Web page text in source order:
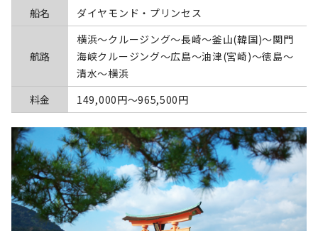
船名
ダイヤモンド・プリンセス
航路
横浜～クルージング～長崎～釜山(韓国)～関門
海峡クルージング～広島～油津(宮崎)～徳島～
清水～横浜
料金
149,000円〜965,500円